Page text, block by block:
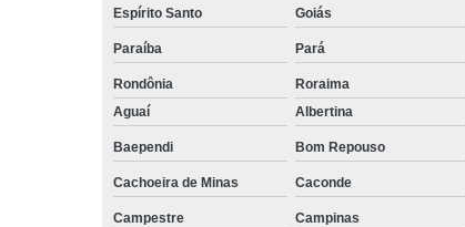
Espírito Santo Goiás
Paraíba Pará
Rondônia Roraima
Aguaí
Albertina
Baependi Bom Repouso
Cachoeira de Minas Caconde
Campestre Campinas